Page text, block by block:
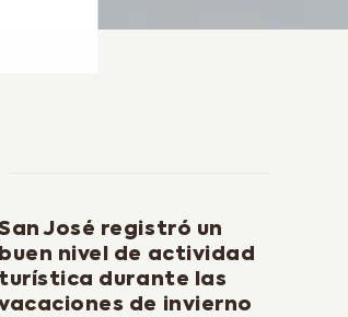
José registró un
buen nivel de actividad
turística durante las
de invierno